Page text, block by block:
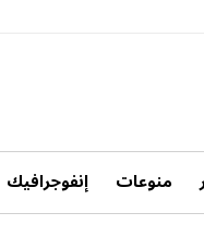
منوعات إنفوجرافيك